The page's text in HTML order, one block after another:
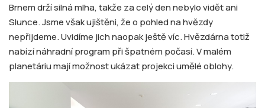
Brnem drží silná mlha, takže za celý den nebylo vidět ani
Slunce. Jsme však ujištěni, že o pohled na hvězdy
nepřijdeme. Uvidíme jich naopak ještě víc. Hvězdárna totiž
nabízí náhradní program při špatném počasí. V malém
planetáriu mají možnost ukázat projekci umělé oblohy.